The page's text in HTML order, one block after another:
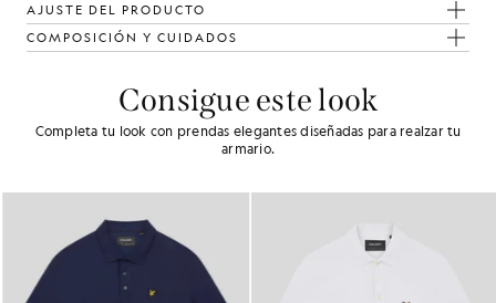
AJUSTE DEL PRODUCTO
COMPOSICIÓN Y CUIDADOS
Consigue este look
Completa tu look con prendas elegantes diseñadas para realzar tu
armario.